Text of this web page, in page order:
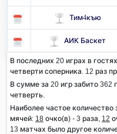
Тим4къю
АИК Баскет
В последних 20 играх в
четверти соперника. 12 раз
В сумме за 20 игр забито 362
четверть.
Наиболее частое
мячей: 18 очко(в) - 3 раза, 12
13 матчах было другое